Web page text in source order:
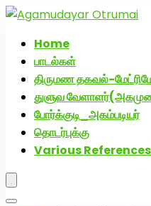
Home
பாடல்கள்
திருமண தகவல்-
துளுவ
போர்க்குடி_அகம்படியர்
தொடர்புக்கு
Various
அகமுடையார் திருமண